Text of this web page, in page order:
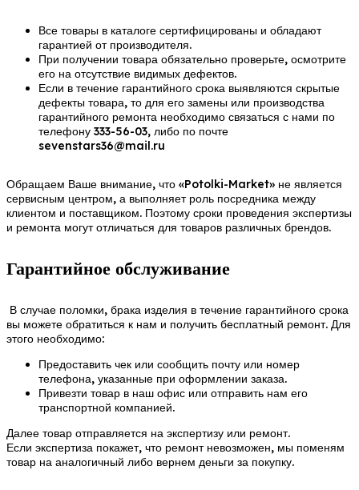
Все товары в каталоге сертифицированы и обладают
гарантией от производителя.
При получении товара обязательно проверьте, осмотрите
его на отсутствие видимых дефектов.
Если в течение гарантийного срока выявляются скрытые
дефекты товара, то для его замены или производства
гарантийного ремонта необходимо связаться с нами по
телефону 333-56-03, либо по почте
sevenstars36@mail.ru
Обращаем Ваше внимание, что «Potolki-Market» не является
сервисным центром, а выполняет роль посредника между
клиентом и поставщиком. Поэтому сроки проведения экспертизы
и ремонта могут отличаться для товаров различных брендов.
Гарантийное обслуживание
В случае поломки, брака изделия в течение гарантийного срока
вы можете обратиться к нам и получить бесплатный ремонт. Для
этого необходимо:
Предоставить чек или сообщить почту или номер
телефона, указанные при оформлении заказа.
Привезти товар в наш офис или отправить нам его
транспортной компанией.
Далее товар отправляется на экспертизу или ремонт.
Если экспертиза покажет, что ремонт невозможен, мы поменям
товар на аналогичный либо вернем деньги за покупку.